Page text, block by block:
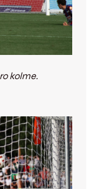
kolme.